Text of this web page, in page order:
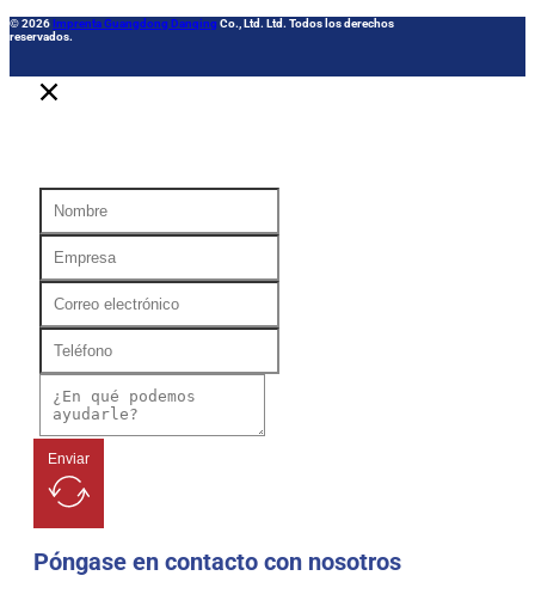
© 2026Imprenta Guangdong Danqing Co., Ltd. Ltd. Todos los derechos
reservados.
Enviar
Póngase en contacto con nosotros